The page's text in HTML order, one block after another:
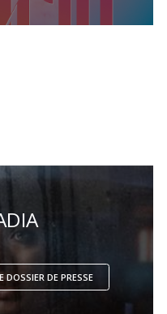
DOSSIER DE PRESSE